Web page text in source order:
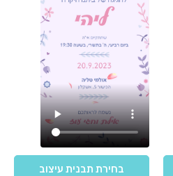
בחירת תבנית עיצוב